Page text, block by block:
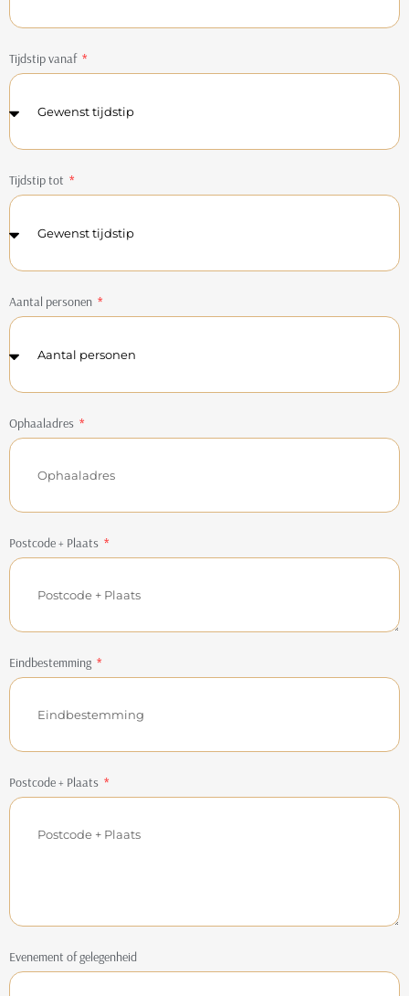
Tijdstip vanaf
Tijdstip tot
Aantal personen
Ophaaladres
Postcode + Plaats
Eindbestemming
Postcode + Plaats
Evenement of gelegenheid